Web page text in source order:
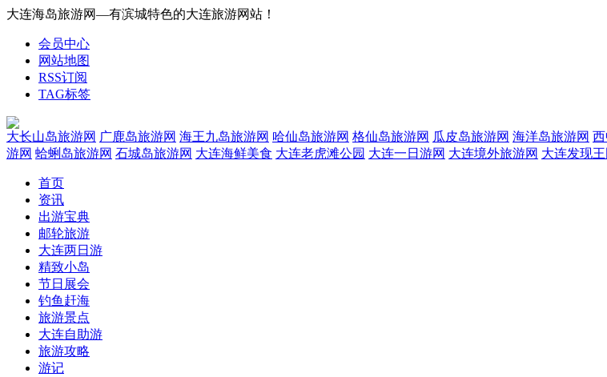
大连海岛旅游网—有滨城特色的大连旅游网站！
会员中心
网站地图
RSS订阅
TAG标签
大长山岛旅游网 广鹿岛旅游网 海王九岛旅游网 哈仙岛旅游网 格仙岛旅游网 瓜皮岛旅游网 海洋岛旅游网
游网 蛤蜊岛旅游网 石城岛旅游网 大连海鲜美食 大连老虎滩公园 大连一日游网 大连境外旅游网 大连发现王
首页
资讯
出游宝典
邮轮旅游
大连两日游
精致小岛
节日展会
钓鱼赶海
旅游景点
大连自助游
旅游攻略
游记